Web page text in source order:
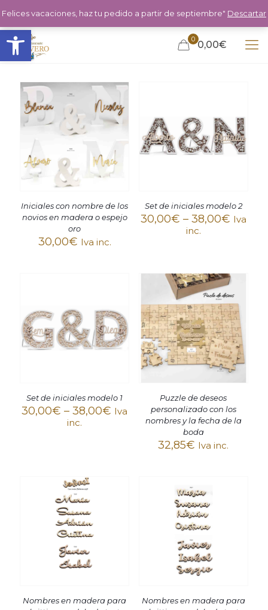
Abrir barra de herramientas 0 0,00€
Iniciales con nombre de los
novios en madera o espejo
oro
30,00€ Iva inc.
Set de iniciales modelo 2
30,00€ – 38,00€ Iva
inc.
Set de iniciales modelo 1
30,00€ –38,00€ Iva
inc.
Puzzle de deseos
personalizado con los
nombres y la fecha de la
boda
32,85€ Iva inc.
Nombres en madera para
Nombres en madera para
Felices vacaciones, haz tu pedido a partir de septiembre" Descartar